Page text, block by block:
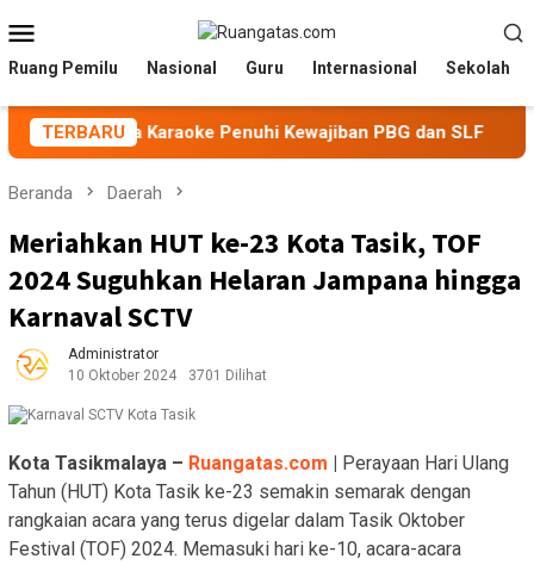
ke
kontenMobile
Ruang Pemilu Nasional Guru Internasional Sekolah
TERBARU
Pengelola Karaoke Penuhi Kewajiban PBG dan SLF
Beranda Daerah
Meriahkan HUT ke-23 Kota Tasik, TOF
2024 Suguhkan Helaran Jampana hingga
Karnaval SCTV
Administrator
10 Oktober 2024
3701 Dilihat
Kota Tasikmalaya – Ruangatas.com | Perayaan Hari Ulang
Tahun (HUT) Kota Tasik ke-23 semakin semarak dengan
rangkaian acara yang terus digelar dalam Tasik Oktober
Festival (TOF) 2024. Memasuki hari ke-10, acara-acara